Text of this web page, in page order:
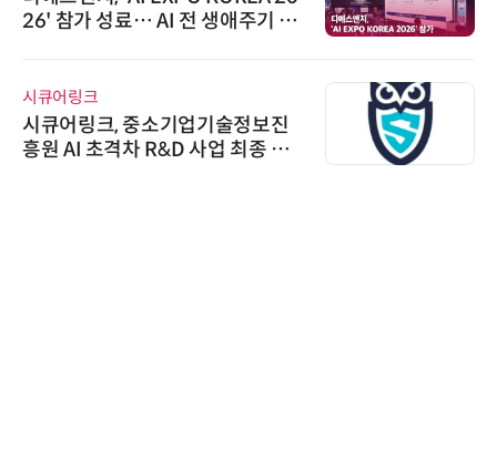
26' 참가 성료… AI 전 생애주기 아
시큐어링크
시큐어링크, 중소기업기술정보진
흥원 AI 초격차 R&D 사업 최종 선